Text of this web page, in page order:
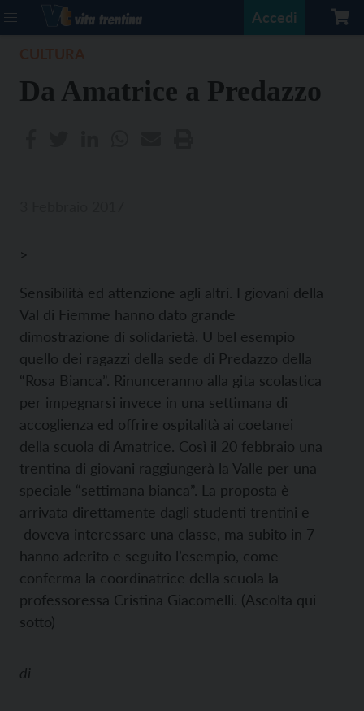
Accedi
Da Amatrice a Predazzo
>
Sensibilità ed attenzione agli altri. I giovani della
Val di Fiemme hanno dato grande
dimostrazione di solidarietà. U bel esempio
quello dei ragazzi della sede di Predazzo della
“Rosa Bianca”. Rinunceranno alla gita scolastica
per impegnarsi invece in una settimana di
accoglienza ed offrire ospitalità ai coetanei
della scuola di Amatrice. Così il 20 febbraio una
trentina di giovani raggiungerà la Valle per una
speciale “settimana bianca”. La proposta è
arrivata direttamente dagli studenti trentini e
doveva interessare una classe, ma subito in 7
hanno aderito e seguito l’esempio, come
conferma la coordinatrice della scuola la
professoressa Cristina Giacomelli. (Ascolta qui
sotto)
di